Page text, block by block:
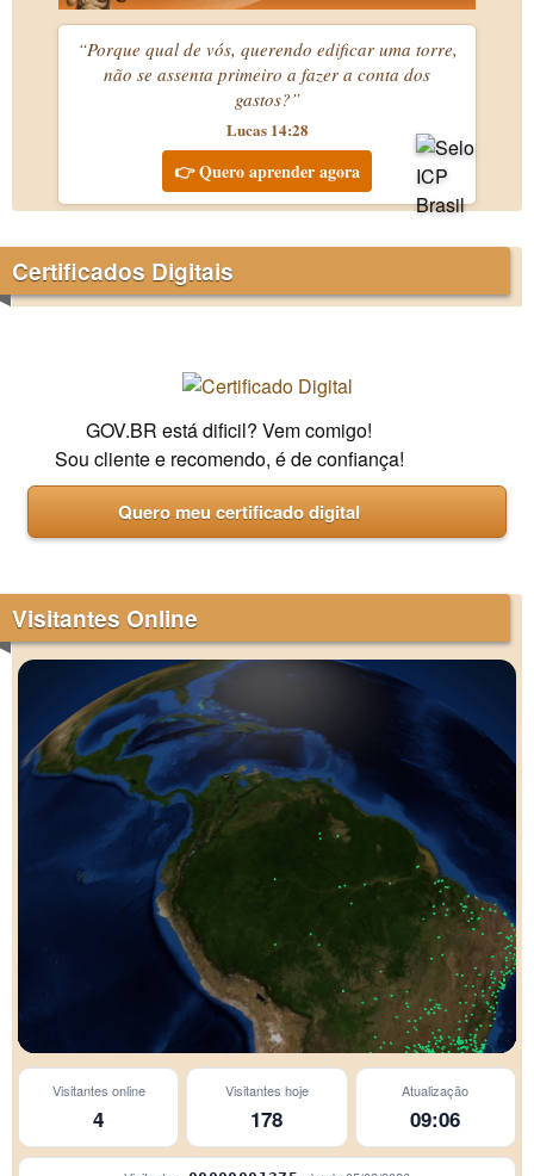
“Porque qual de vós, querendo edificar uma torre,
não se assenta primeiro a fazer a conta dos
gastos?”
Lucas 14:28
👉 Quero aprender agora
Certificados Digitais
GOV.BR está dificil? Vem comigo!
Sou cliente e recomendo, é de confiança!
Quero meu certificado digital
Visitantes Online
Panambi
Visitantes online
4
Visitantes hoje
178
Atualização
09:06